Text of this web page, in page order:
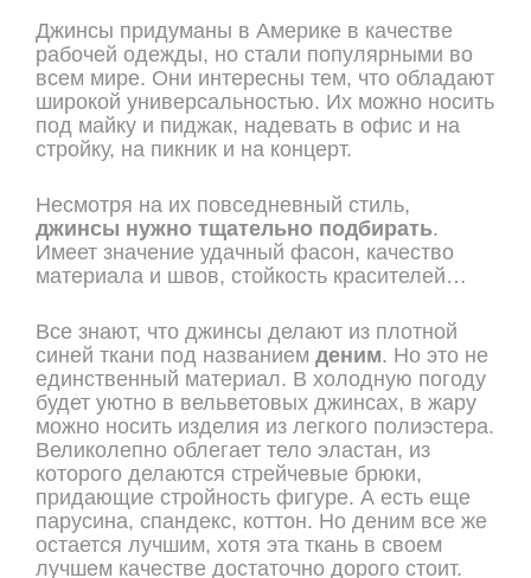
Джинсы придуманы в Америке в качестве
рабочей одежды, но стали популярными во
всем мире. Они интересны тем, что обладают
широкой универсальностью. Их можно носить
под майку и пиджак, надевать в офис и на
стройку, на пикник и на концерт.
Несмотря на их повседневный стиль,
джинсы нужно тщательно подбирать.
Имеет значение удачный фасон, качество
материала и швов, стойкость красителей…
Все знают, что джинсы делают из плотной
синей ткани под названием деним. Но это не
единственный материал. В холодную погоду
будет уютно в вельветовых джинсах, в жару
можно носить изделия из легкого полиэстера.
Великолепно облегает тело эластан, из
которого делаются стрейчевые брюки,
придающие стройность фигуре. А есть еще
парусина, спандекс, коттон. Но деним все же
остается лучшим, хотя эта ткань в своем
лучшем качестве достаточно дорого стоит.